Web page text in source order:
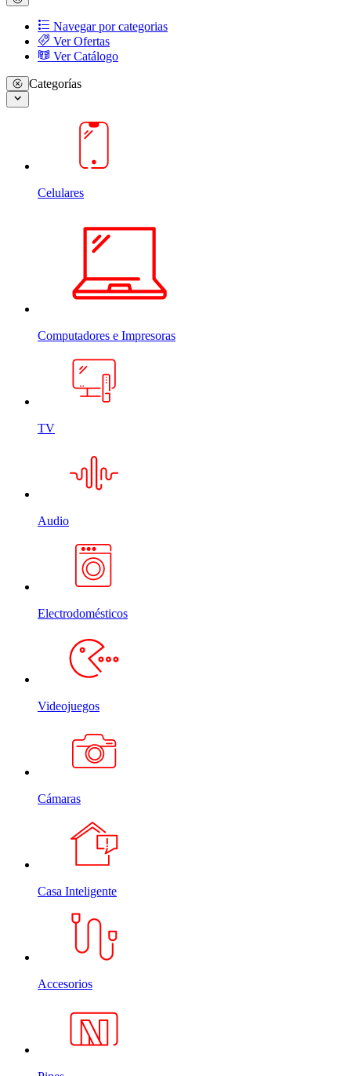
Navegar por categorias
Ver Ofertas
Ver Catálogo
Categorías
Celulares
Computadores e Impresoras
TV
Audio
Electrodomésticos
Videojuegos
Cámaras
Casa Inteligente
Accesorios